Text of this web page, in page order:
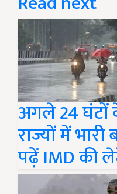
अगले 24 घंटों
राज्यों में
पढ़ें IMD की